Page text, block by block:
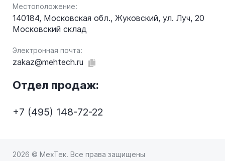
Местоположение:
140184, Московская обл., Жуковский, ул. Луч, 20
Московский склад
Электронная почта:
zakaz@mehtech.ru
Отдел продаж:
+7 (495) 148-72-22
2026 © МехТек. Все права защищены